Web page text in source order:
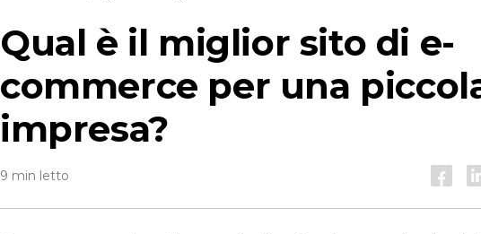
Qual è il miglior sito di e-
commerce per una
impresa?
9 min letto